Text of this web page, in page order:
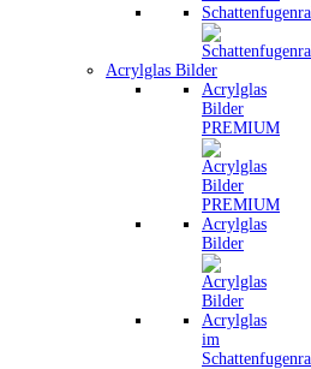
Acrylglas Bilder
Acrylglas
Bilder
PREMIUM
Acrylglas
Bilder
Acrylglas
im